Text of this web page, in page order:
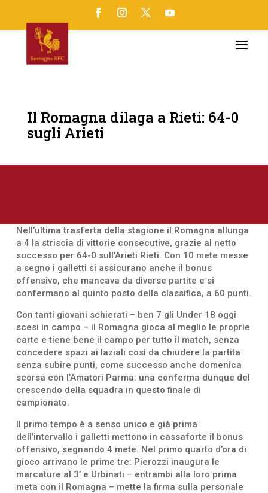
Il Romagna dilaga a Rieti: 64-0
sugli Arieti
Nell’ultima trasferta della stagione il Romagna allunga
a 4 la striscia di vittorie consecutive, grazie al netto
successo per 64-0 sull’Arieti Rieti. Con 10 mete messe
a segno i galletti si assicurano anche il bonus
offensivo, che mancava da diverse partite e si
confermano al quinto posto della classifica, a 60 punti.
Con tanti giovani schierati – ben 7 gli Under 18 oggi
scesi in campo – il Romagna gioca al meglio le proprie
carte e tiene bene il campo per tutto il match, senza
concedere spazi ai laziali così da chiudere la partita
senza subire punti, come successo anche domenica
scorsa con l’Amatori Parma: una conferma dunque del
crescendo della squadra in questo finale di
campionato.
Il primo tempo è a senso unico e già prima
dell’intervallo i galletti mettono in cassaforte il bonus
offensivo, segnando 4 mete. Nel primo quarto d’ora di
gioco arrivano le prime tre: Pierozzi inaugura le
marcature al 3’ e Urbinati – entrambi alla loro prima
meta con il Romagna – mette la firma sulla personale